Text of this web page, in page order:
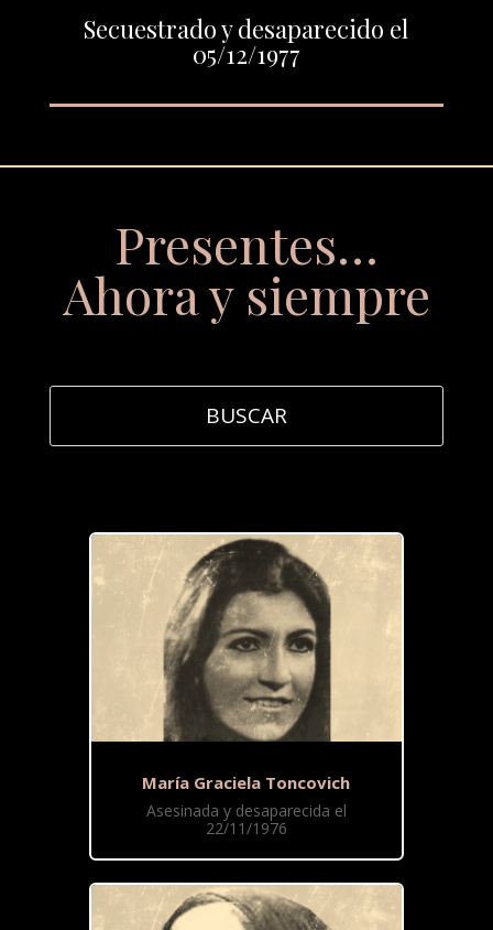
Secuestrado y desaparecido el
05/12/1977
Presentes…
Ahora y siempre
María Graciela Toncovich
Asesinada y desaparecida el
22/11/1976